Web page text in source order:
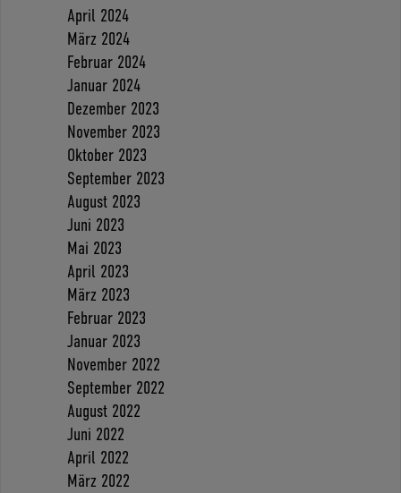
April 2024
März 2024
Februar 2024
Januar 2024
Dezember 2023
November 2023
Oktober 2023
September 2023
August 2023
Juni 2023
Mai 2023
April 2023
März 2023
Februar 2023
Januar 2023
November 2022
September 2022
August 2022
Juni 2022
April 2022
März 2022